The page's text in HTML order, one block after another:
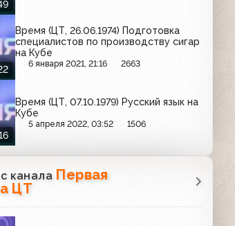
Время (ЦТ, 26.06.1974) Подготовка
специалистов по производству сигар
на Кубе
6 января 2021, 21:16 2663
Время (ЦТ, 07.10.1979) Русский язык на
Кубе
5 апреля 2022, 03:52 1506
канала Первая
ЦТ